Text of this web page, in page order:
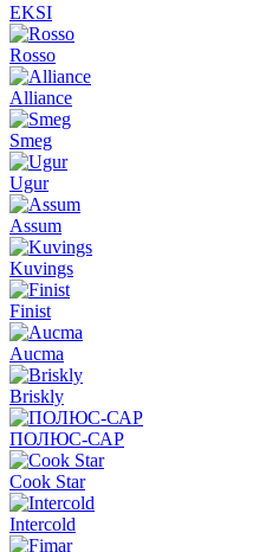
EKSI
Rosso
Alliance
Smeg
Ugur
Assum
Kuvings
Finist
Aucma
Briskly
ПОЛЮС-САР
Cook Star
Intercold